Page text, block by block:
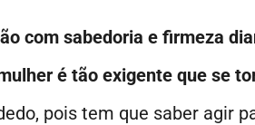
com sabedoria e firmeza
é tão exigente que se
pois tem que saber agir